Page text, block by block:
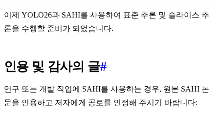
이제 YOLO26과 SAHI를 사용하여 표준 추론 및 슬라이스 추
론을 수행할 준비가 되었습니다.
인용 및 감사의 글#
연구 또는 개발 작업에 SAHI를 사용하는 경우, 원본 SAHI 논
문을 인용하고 저자에게 공로를 인정해 주시기 바랍니다: